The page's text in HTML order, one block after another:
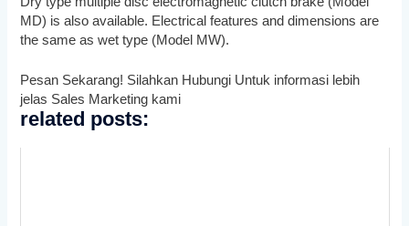
MD) is also available. Electrical features and dimensions are
the same as wet type (Model MW).
Pesan Sekarang! Silahkan Hubungi Untuk informasi lebih
jelas Sales Marketing kami
related posts: